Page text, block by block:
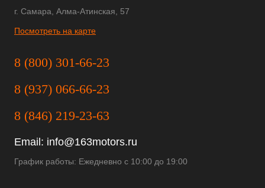
г. Самара, Алма-Атинская, 57
Посмотреть на карте
8 (800) 301-66-23
8 (937) 066-66-23
8 (846) 219-23-63
Email: info@163motors.ru
График работы: Ежедневно с 10:00 до 19:00